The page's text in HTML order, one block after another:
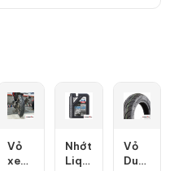
Vỏ
xe
Nhớt
Liqui
Vỏ
Dunlop